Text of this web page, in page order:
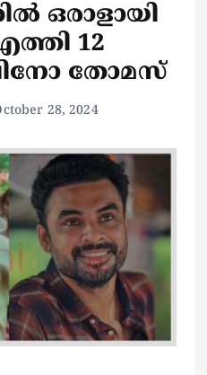
ഒരാളായി
12
തോമസ്
28, 2024